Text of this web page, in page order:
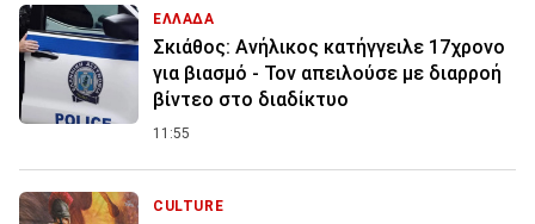
ΕΛΛΑΔΑ
Σκιάθος: Ανήλικος κατήγγειλε 17χρονο
για βιασμό - Τον απειλούσε με διαρροή
βίντεο στο διαδίκτυο
11:55
CULTURE